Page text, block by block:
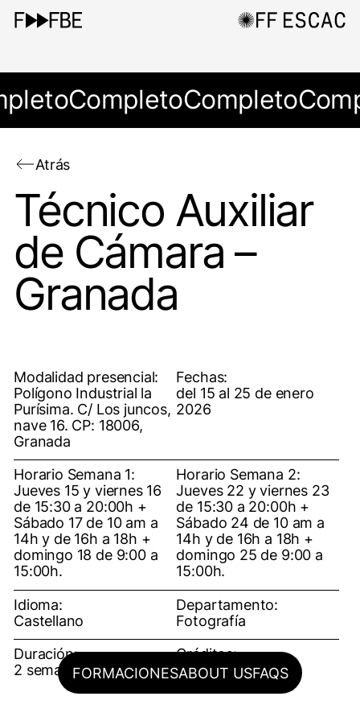
FORMACIONESABOUT USFAQS
CompletoCompleto
Atrás
Técnico Auxiliar
de Cámara –
Granada
Modalidad presencial:
Polígono Industrial la
Purísima. C/ Los juncos,
nave 16. CP: 18006,
Granada
Fechas:
del 15 al 25 de enero
2026
Horario Semana 1:
Jueves 15 y viernes 16
de 15:30 a 20:00h +
Sábado 17 de 10 am a
14h y de 16h a 18h +
domingo 18 de 9:00 a
15:00h.
Horario Semana 2:
Jueves 22 y viernes 23
de 15:30 a 20:00h +
Sábado 24 de 10 am a
14h y de 16h a 18h +
domingo 25 de 9:00 a
15:00h.
Idioma:
Castellano
Departamento:
Fotografía
Duración:
2 semanas
Créditos:
6 créditos ECTS